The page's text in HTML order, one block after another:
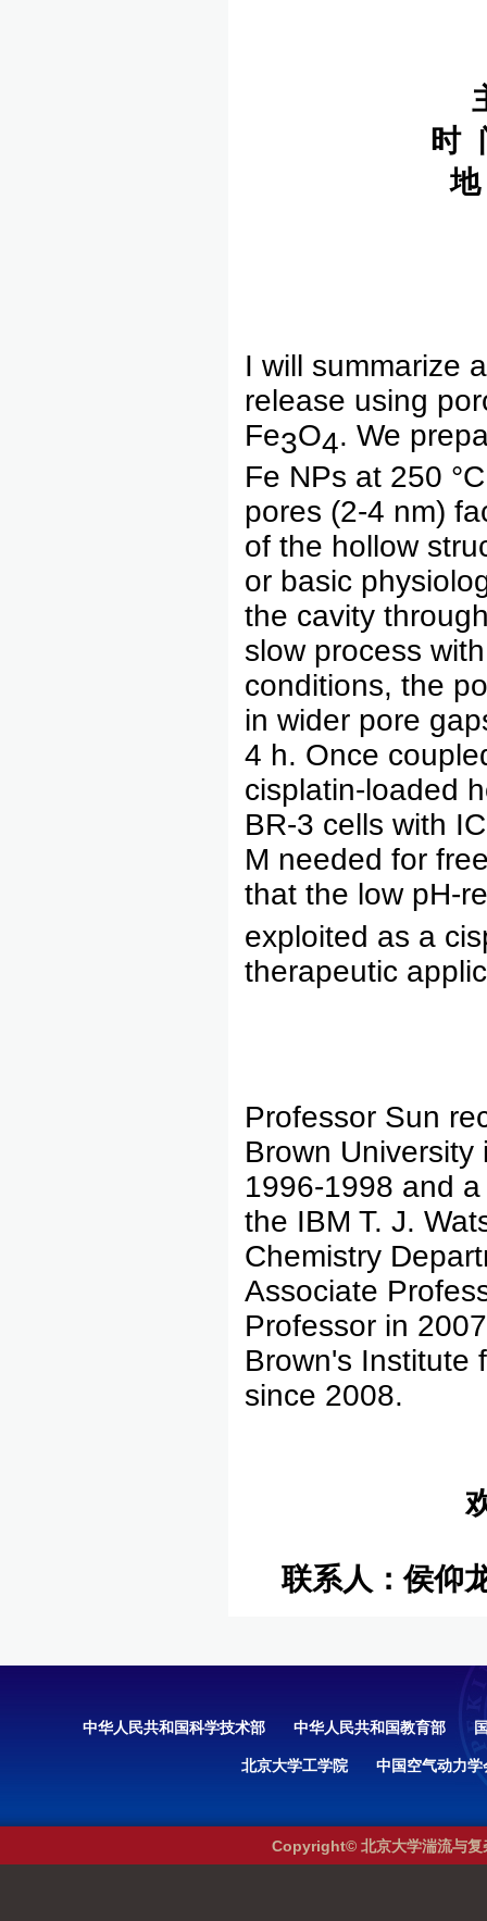
时
I will summarize
release using
Fe3O4. We
Fe NPs at 250
pores (2-4 nm)
of the hollow
or basic
the cavity
slow process
conditions, the
in wider pore
4 h. Once
cisplatin-loaded
BR-3 cells with
M needed for
that the low pH-
exploited as a
therapeutic
Professor Sun
Brown
1996-1998 and
the IBM T. J.
Chemistry
Associate
Professor in
Brown's Institute
since 2008.
联系人：侯仰
中华人民共和国科学技术部 中华人民共和国教育部
北京大学工学院 中国空气动力学
Copyright© 北京大学湍流与